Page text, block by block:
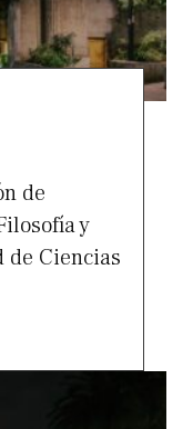
de
y
de Ciencias